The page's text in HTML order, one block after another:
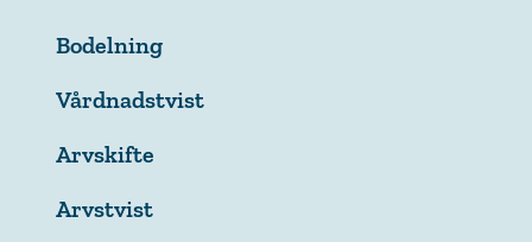
Bodelning
Vårdnadstvist
Arvskifte
Arvstvist